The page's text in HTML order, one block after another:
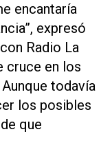
encantaría
expresó
Radio La
cruce en los
Aunque todavía
los posibles
que